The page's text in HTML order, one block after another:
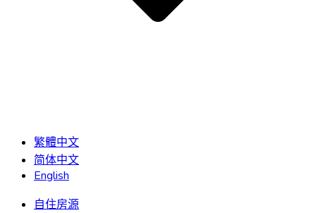
繁體中文
简体中文
English
自住房源